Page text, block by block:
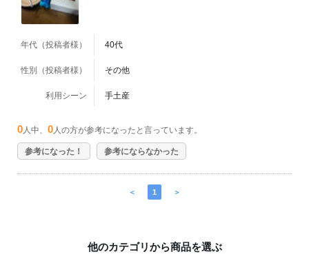
年代（投稿者様） 40代
性別（投稿者様） その他
利用シーン 手土産
0 人中、 0 人の方が参考になったと言っています。
参考になった！ 参考にならなかった
＜ 1 ＞
他のカテゴリから商品を選ぶ